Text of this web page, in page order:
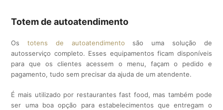
Totem de autoatendimento
Os totens de autoatendimento são uma solução de
autosserviço completo. Esses equipamentos ficam disponíveis
para que os clientes acessem o menu, façam o pedido e
pagamento, tudo sem precisar da ajuda de um atendente.
É mais utilizado por restaurantes fast food, mas também pode
ser uma boa opção para estabelecimentos que entregam o